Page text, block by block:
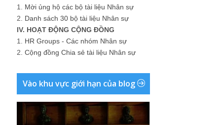
1. Mời ủng hộ các bộ tài liệu Nhân sự
2. Danh sách 30 bộ tài liệu Nhân sự
IV. HOẠT ĐỘNG CỘNG ĐỒNG
1. HR Groups - Các nhóm Nhân sự
2. Cộng đồng Chia sẻ tài liệu Nhân sự
Vào khu vực giới hạn của blog